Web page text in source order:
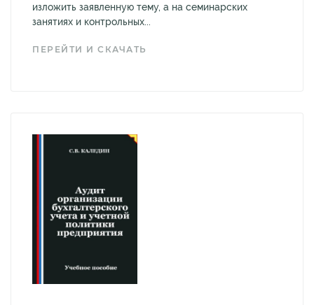
изложить заявленную тему, а на семинарских
занятиях и контрольных...
ПЕРЕЙТИ И СКАЧАТЬ